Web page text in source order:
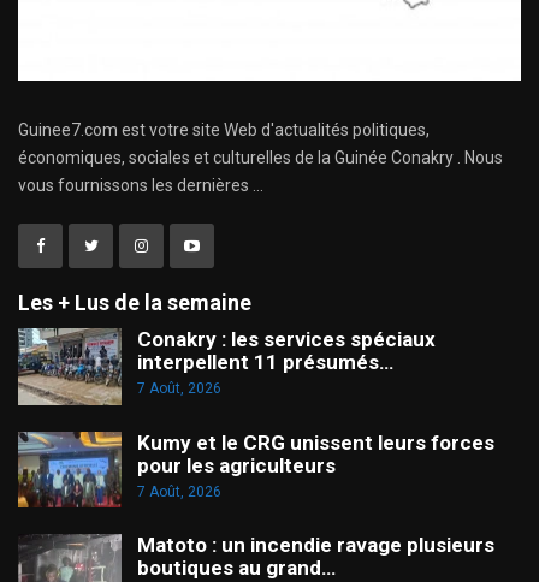
Guinee7.com est votre site Web d'actualités politiques,
économiques, sociales et culturelles de la Guinée Conakry . Nous
vous fournissons les dernières ...
Les + Lus de la semaine
Conakry : les services spéciaux
interpellent 11 présumés…
7 Août, 2026
Kumy et le CRG unissent leurs forces
pour les agriculteurs
7 Août, 2026
Matoto : un incendie ravage plusieurs
boutiques au grand…